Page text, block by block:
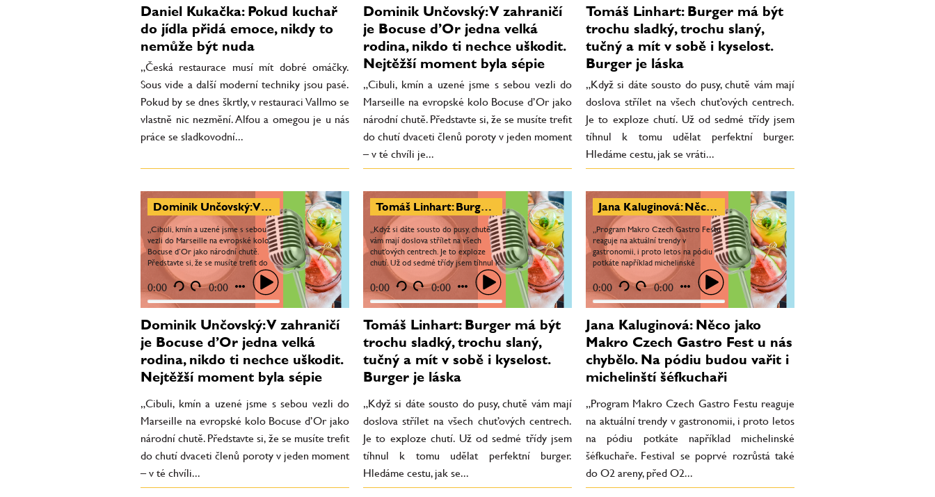
Daniel Kukačka: Pokud kuchař
do jídla přidá emoce, nikdy to
nemůže být nuda
„Česká restaurace musí mít dobré omáčky.
Sous vide a další moderní techniky jsou pasé.
Pokud by se dnes škrtly, v restauraci Vallmo se
vlastně nic nezmění. Alfou a omegou je u nás
práce se sladkovodní...
Dominik Unčovský: V zahraničí
je Bocuse d’Or jedna velká
rodina, nikdo ti nechce uškodit.
Nejtěžší moment byla sépie
„Cibuli, kmín a uzené jsme s sebou vezli do
Marseille na evropské kolo Bocuse d’Or jako
národní chutě. Představte si, že se musíte trefit
do chutí dvaceti členů poroty v jeden moment
– v té chvíli je...
Tomáš Linhart: Burger má být
trochu sladký, trochu slaný,
tučný a mít v sobě i kyselost.
Burger je láska
„Když si dáte sousto do pusy, chutě vám mají
doslova střílet na všech chuťových centrech.
Je to exploze chutí. Už od sedmé třídy jsem
tíhnul k tomu udělat perfektní burger.
Hledáme cestu, jak se vráti...
Dominik Unčovský: V zahraničí je Bocuse d’Or jedna velká rodina, nikdo ti nechce uškodit. Nejtěžší moment byla sépie
„Cibuli, kmín a uzené jsme s sebou
vezli do Marseille na evropské kolo
Bocuse d’Or jako národní chutě.
Představte si, že se musíte trefit do
chutí dvaceti členů poroty v jeden
moment – v té chvíli...
0:00 0:00
Dominik Unčovský: V zahraničí
je Bocuse d’Or jedna velká
rodina, nikdo ti nechce uškodit.
Nejtěžší moment byla sépie
„Cibuli, kmín a uzené jsme s sebou vezli do
Marseille na evropské kolo Bocuse d’Or jako
národní chutě. Představte si, že se musíte trefit
do chutí dvaceti členů poroty v jeden moment
– v té chvíli...
Tomáš Linhart: Burger má být trochu sladký, trochu slaný, tučný a mít v sobě i kyselost. Burger je láska
„Když si dáte sousto do pusy, chutě
vám mají doslova střílet na všech
chuťových centrech. Je to exploze
chutí. Už od sedmé třídy jsem tíhnul k
tomu udělat perfektní burger.
Hledáme cestu, jak se...
0:00 0:00
Tomáš Linhart: Burger má být
trochu sladký, trochu slaný,
tučný a mít v sobě i kyselost.
Burger je láska
„Když si dáte sousto do pusy, chutě vám mají
doslova střílet na všech chuťových centrech.
Je to exploze chutí. Už od sedmé třídy jsem
tíhnul k tomu udělat perfektní burger.
Hledáme cestu, jak se...
Jana Kaluginová: Něco jako Makro Czech Gastro Fest u nás chybělo. Na pódiu budou vařit i michelinští šéfkuchaři
„Program Makro Czech Gastro Festu
reaguje na aktuální trendy v
gastronomii, i proto letos na pódiu
potkáte například michelinské
šéfkuchaře. Festival se poprvé
rozrůstá také do O2 areny, před O2...
0:00 0:00
Jana Kaluginová: Něco jako
Makro Czech Gastro Fest u nás
chybělo. Na pódiu budou vařit i
michelinští šéfkuchaři
„Program Makro Czech Gastro Festu reaguje
na aktuální trendy v gastronomii, i proto letos
na pódiu potkáte například michelinské
šéfkuchaře. Festival se poprvé rozrůstá také
do O2 areny, před O2...